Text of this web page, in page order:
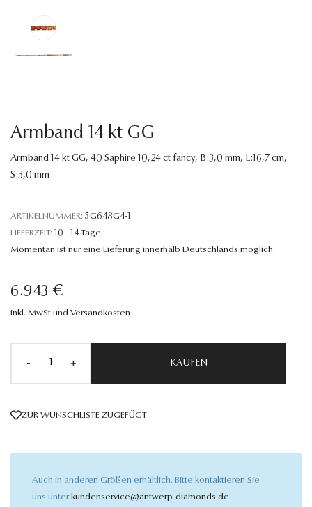
Armband 14 kt GG
Armband 14 kt GG, 40 Saphire 10,24 ct fancy, B:3,0 mm, L:16,7 cm,
S:3,0 mm
ARTIKELNUMMER: 5G648G4-1
LIEFERZEIT: 10 - 14 Tage
Momentan ist nur eine Lieferung innerhalb Deutschlands möglich.
6.943 €
inkl. MwSt und Versandkosten
- + KAUFEN
ZUR WUNSCHLISTE ZUGEFÜGT
Auch in anderen Größen erhältlich. Bitte kontaktieren Sie
uns unter kundenservice@antwerp-diamonds.de